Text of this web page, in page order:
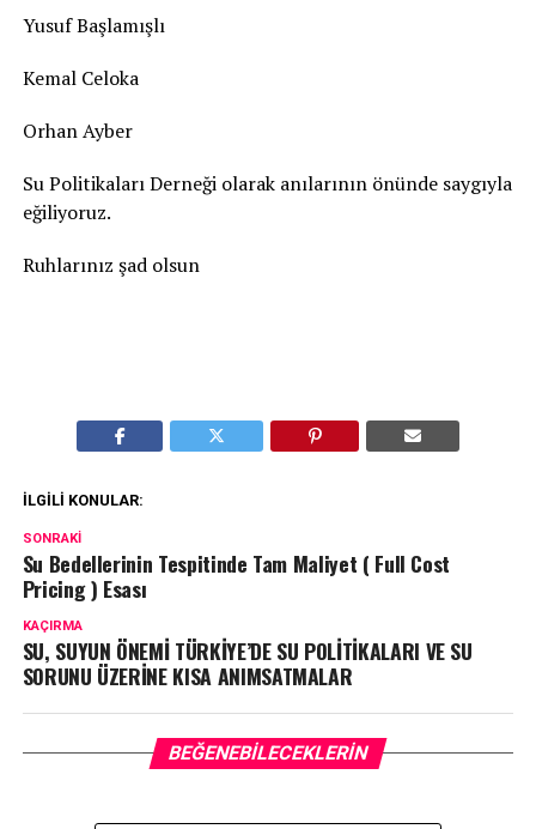
Yusuf Başlamışlı
Kemal Celoka
Orhan Ayber
Su Politikaları Derneği olarak anılarının önünde saygıyla
eğiliyoruz.
Ruhlarınız şad olsun
İLGILI KONULAR:
SONRAKI
Su Bedellerinin Tespitinde Tam Maliyet ( Full Cost
Pricing ) Esası
KAÇIRMA
SU, SUYUN ÖNEMİ TÜRKİYE’DE SU POLİTİKALARI VE SU
SORUNU ÜZERİNE KISA ANIMSATMALAR
BEĞENEBILECEKLERIN